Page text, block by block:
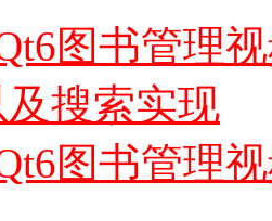
图书管理
及搜索实现
图书管理